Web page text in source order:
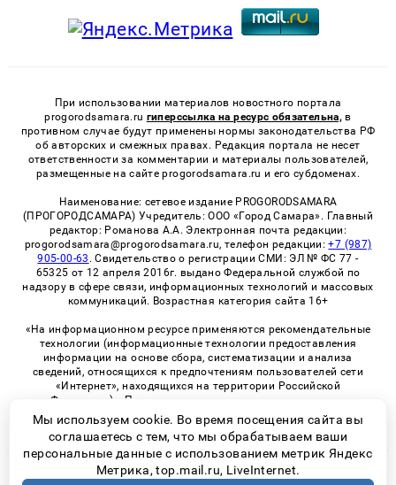
При использовании материалов новостного портала
progorodsamara.ru гиперссылка на ресурс обязательна, в
противном случае будут применены нормы законодательства РФ
об авторских и смежных правах. Редакция портала не несет
ответственности за комментарии и материалы пользователей,
размещенные на сайте progorodsamara.ru и его субдоменах.
Наименование: сетевое издание PROGORODSAMARA
(ПРОГОРОДСАМАРА) Учредитель: ООО «Город Самара». Главный
редактор: Романова А.А. Электронная почта редакции:
progorodsamara@progorodsamara.ru, телефон редакции:+7 (987)
905-00-63 . Свидетельство о регистрации СМИ: ЭЛ № ФС 77 -
65325 от 12 апреля 2016г. выдано Федеральной службой по
надзору в сфере связи, информационных технологий и массовых
коммуникаций. Возрастная категория сайта 16+
«На информационном ресурсе применяются рекомендательные
технологии (информационные технологии предоставления
информации на основе сбора, систематизации и анализа
сведений, относящихся к предпочтениям пользователей сети
«Интернет», находящихся на территории Российской
Федерации)». Правила применения рекомендательных
технологий в виджетах рекламно-обменной сети
«СМИ2» (PDF)
© 2026 «ProGorodSamara» | Все права защищены
Мы используем cookie. Во время посещения сайта вы
соглашаетесь с тем, что мы обрабатываем ваши
персональные данные с использованием метрик Яндекс
Метрика, top.mail.ru, LiveInternet.